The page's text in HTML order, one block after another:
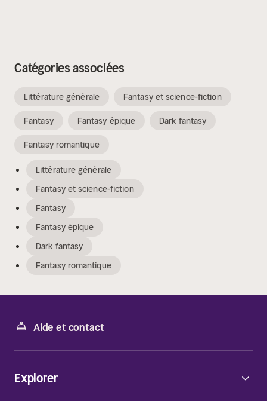
Catégories associées
Littérature générale Fantasy et science-fiction
Fantasy Fantasy épique Dark fantasy
Fantasy romantique
Littérature générale
Fantasy et science-fiction
Fantasy
Fantasy épique
Dark fantasy
Fantasy romantique
Aide et contact
Explorer